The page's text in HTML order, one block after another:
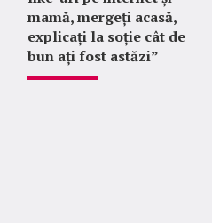
mamă, mergeți acasă,
explicați la soție cât de
bun ați fost astăzi”